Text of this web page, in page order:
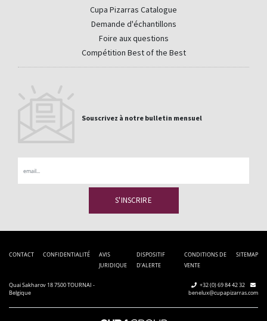
Cupa Pizarras Catalogue
Demande d'échantillons
Foire aux questions
Compétition Best of the Best
Souscrivez à notre bulletin mensuel
CONTACT CONFIDENTIALITÉ
AVIS
JURIDIQUE
DISPOSITIF
D’ALERTE
CONDITIONS DE
VENTE
SITEMAP
Quai Sakharov 18 7500 TOURNAI -
Belgique
+32 (0) 69 84 42 32
benelux@cupapizarras.com